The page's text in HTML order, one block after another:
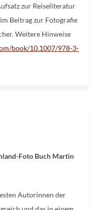
zur Reiseliteratur
Beitrag zur Fotografie
Weitere Hinweise
book/10.1007/978-3-
Foto Buch Martin
Autorinnen der